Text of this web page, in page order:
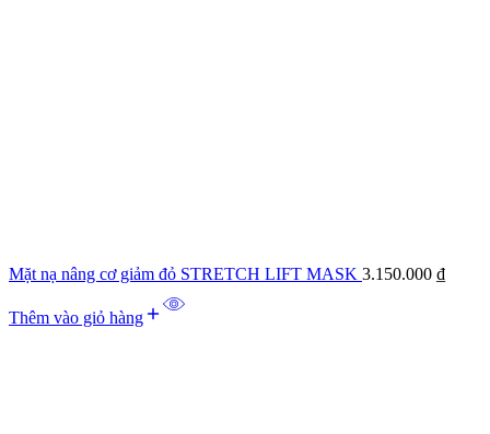
Mặt nạ nâng cơ giảm đỏ STRETCH LIFT MASK 3.150.000 ₫
Thêm vào giỏ hàng